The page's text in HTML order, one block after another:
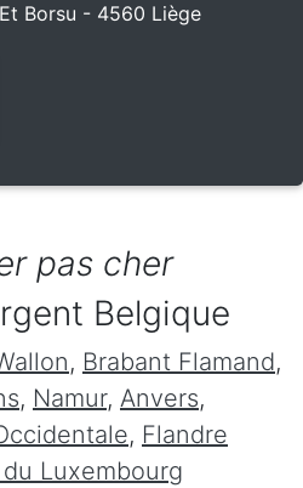
Borsu - 4560 Liège
pas cher
Belgique
, Brabant Flamand,
, Namur, Anvers,
, Flandre
Luxembourg